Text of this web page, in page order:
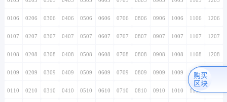
0106 0206 0306 0406 0506 0606 0706 0806 0906 1006 1106 1206
0107 0207 0307 0407 0507 0607 0707 0807 0907 1007 1107 1207
0108 0208 0308 0408 0508 0608 0708 0808 0908 1008 1108 1208
0109 0209 0309 0409 0509 0609 0709 0809 0909 1009 1109
0110 0210 0310 0410 0510 0610 0710 0810 0910 1010 1110
购买
区块